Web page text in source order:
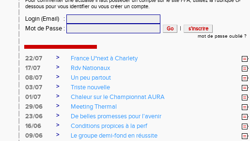
dessous pour vous identifier ou vous créer un compte.
Login (Email)
:
Mot de Passe : |
mot de passe oublié ?
22/07 >
France U*next à Charlety
17/07
>
Rdv Nationaux
08/07
>
Un peu partout
03/07
>
Triste nouvelle
01/07
>
Chaleur sur le Championnat AURA
29/06
>
Meeting Thermal
23/06
>
De belles promesses pour l'avenir
16/06
>
Conditions propices à la perf
09/06
>
Le groupe demi-fond en réussite